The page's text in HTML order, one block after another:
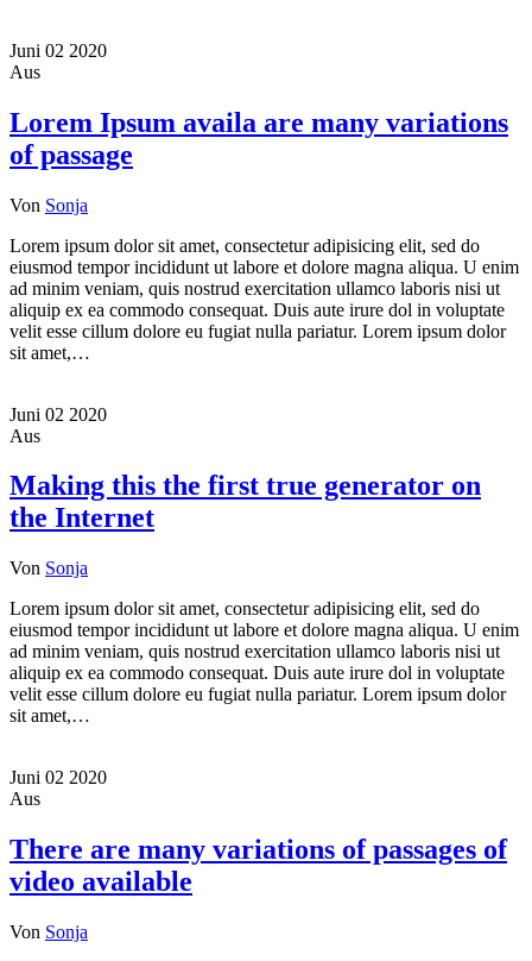
Juni 02 2020
Aus
Lorem Ipsum availa are many variations
of passage
Von Sonja
Lorem ipsum dolor sit amet, consectetur adipisicing elit, sed do
eiusmod tempor incididunt ut labore et dolore magna aliqua. U enim
ad minim veniam, quis nostrud exercitation ullamco laboris nisi ut
aliquip ex ea commodo consequat. Duis aute irure dol in voluptate
velit esse cillum dolore eu fugiat nulla pariatur. Lorem ipsum dolor
sit amet,…
Juni 02 2020
Aus
Making this the first true generator on
the Internet
Von Sonja
Lorem ipsum dolor sit amet, consectetur adipisicing elit, sed do
eiusmod tempor incididunt ut labore et dolore magna aliqua. U enim
ad minim veniam, quis nostrud exercitation ullamco laboris nisi ut
aliquip ex ea commodo consequat. Duis aute irure dol in voluptate
velit esse cillum dolore eu fugiat nulla pariatur. Lorem ipsum dolor
sit amet,…
Juni 02 2020
Aus
There are many variations of passages of
video available
Von Sonja